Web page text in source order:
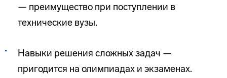
— преимущество при поступлении в
технические вузы.
Навыки решения сложных задач —
пригодится на олимпиадах и экзаменах.